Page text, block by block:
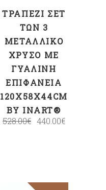
ΤΡΑΠΈΖΙ ΣΕΤ
ΤΩΝ 3
ΜΕΤΑΛΛΙΚΌ
ΧΡΥΣΌ ΜΕ
ΓΥΆΛΙΝΗ
ΕΠΙΦΆΝΕΙΑ
120X58X44CM
BY INART®
528.00€ 440.00€